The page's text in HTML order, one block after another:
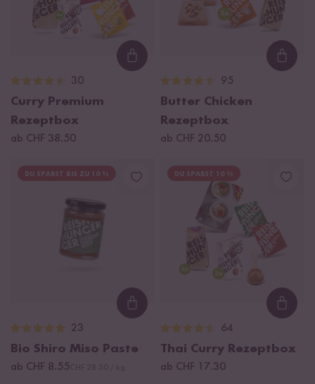
Loading...
30
Curry Premium
Rezeptbox
ab CHF 38.50
95
Butter Chicken
Rezeptbox
ab CHF 20.50
DU SPARST BIS ZU 10 %
Loading...
23
Bio Shiro Miso Paste
ab CHF 8.55
DU SPARST 10 %
64
Thai Curry Rezeptbox
ab CHF 17.30